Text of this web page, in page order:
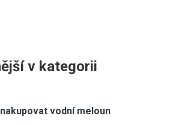
v kategorii
vodní meloun